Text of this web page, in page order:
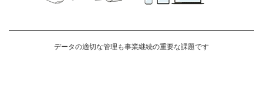
データの適切な管理も事業継続の重要な課題です